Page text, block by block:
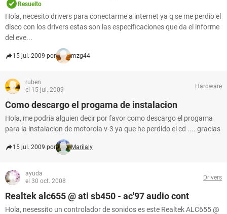
Resuelto
Hola, necesito drivers para conectarme a internet ya q se me perdio el
disco con los drivers estas son las especificaciones que da el informe
del eve...
15 jul. 2009 por mzg44
ruben
el 15 jul. 2009
Hardware
Como descargo el progama de instalacion
Hola, me podria alguien decir por favor como descargo el progama
para la instalacion de motorola v-3 ya que he perdido el cd .... gracias
15 jul. 2009 por Marilaly
ayuda
el 30 oct. 2008
Drivers
Realtek alc655 @ ati sb450 - ac'97 audio cont
Hola, nesessito un controlador de sonidos es este Realtek ALC655 @